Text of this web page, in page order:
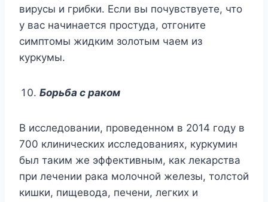
вирусы и грибки. Если вы почувствуете, что
у вас начинается простуда, отгоните
симптомы жидким золотым чаем из
куркумы.
Борьба с раком
В исследовании, проведенном в 2014 году в
700 клинических исследованиях, куркумин
был таким же эффективным, как лекарства
при лечении рака молочной железы, толстой
кишки, пищевода, печени, легких и